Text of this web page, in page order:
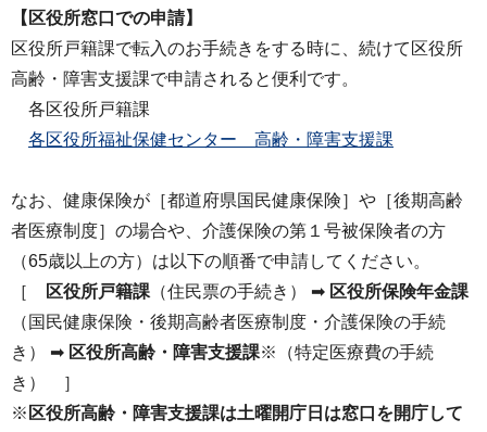
【区役所窓口での申請】
区役所戸籍課で転入のお手続きをする時に、続けて区役所
高齢・障害支援課で申請されると便利です。
各区役所戸籍課
各区役所福祉保健センター 高齢・障害支援課
なお、健康保険が［都道府県国民健康保険］や［後期高齢
者医療制度］の場合や、介護保険の第１号被保険者の方
（65歳以上の方）は以下の順番で申請してください。
［
区役所戸籍課 （住民票の手続き） ➡ 区役所保険年金課
（国民健康保険・後期高齢者医療制度・介護保険の手続
き） ➡ 区役所高齢・障害支援課※（特定医療費の手続
き） ］
※ 区役所高齢・障害支援課は土曜開庁日は窓口を開庁して